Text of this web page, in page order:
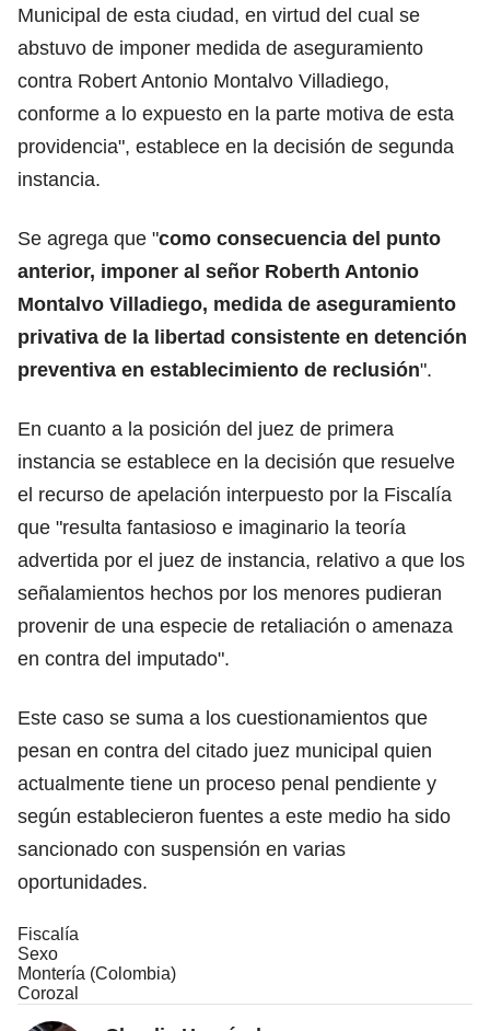
Municipal de esta ciudad, en virtud del cual se
abstuvo de imponer medida de aseguramiento
contra Robert Antonio Montalvo Villadiego,
conforme a lo expuesto en la parte motiva de esta
providencia", establece en la decisión de segunda
instancia.
Se agrega que "como consecuencia del punto
anterior, imponer al señor Roberth Antonio
Montalvo Villadiego, medida de aseguramiento
privativa de la libertad consistente en detención
preventiva en establecimiento de reclusión".
En cuanto a la posición del juez de primera
instancia se establece en la decisión que resuelve
el recurso de apelación interpuesto por la Fiscalía
que "resulta fantasioso e imaginario la teoría
advertida por el juez de instancia, relativo a que los
señalamientos hechos por los menores pudieran
provenir de una especie de retaliación o amenaza
en contra del imputado".
Este caso se suma a los cuestionamientos que
pesan en contra del citado juez municipal quien
actualmente tiene un proceso penal pendiente y
según establecieron fuentes a este medio ha sido
sancionado con suspensión en varias
oportunidades.
Fiscalía
Sexo
Montería (Colombia)
Corozal